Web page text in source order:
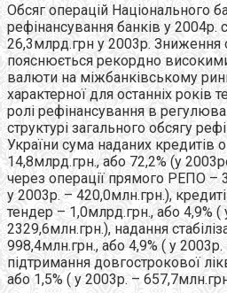
Обсяг операцій Національного
рефінансування банків у 2004р.
26,3млрд.грн у 2003р. Зниження
пояснюється рекордно
валюти на міжбанківському
характерної для останніх років
ролі рефінансування в
структурі загального обсягу
України сума наданих кредитів
14,8млрд.грн., або 72,2% (у
через операції прямого РЕПО –
у 2003р. – 420,0млн.грн.),
тендер – 1,0млрд.грн., або 4,9% (
2329,6млн.грн.), надання
998,4млн.грн., або 4,9% ( у
підтримання довгострокової
або 1,5% ( у 2003р. –